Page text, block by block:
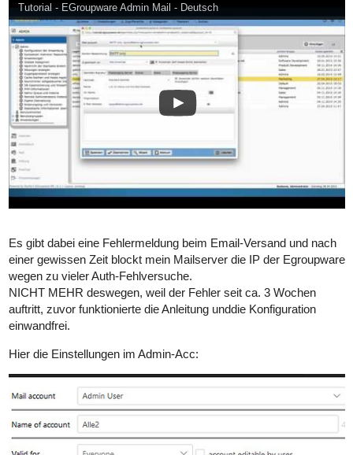
Tutorial - EGroupware Admin Mail - Deutsch
Es gibt dabei eine Fehlermeldung beim Email-Versand und nach
einer gewissen Zeit blockt mein Mailserver die IP der Egroupware
wegen zu vieler Auth-Fehlversuche.
NICHT MEHR deswegen, weil der Fehler seit ca. 3 Wochen
auftritt, zuvor funktionierte die Anleitung unddie Konfiguration
einwandfrei.
Hier die Einstellungen im Admin-Acc: